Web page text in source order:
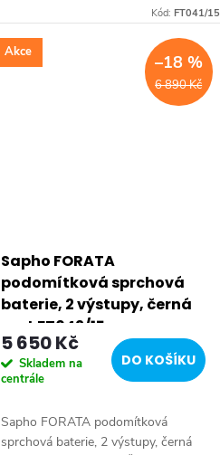
mm • Výška: 155 mm • Barva:
Hranaté • Instalace:...
Kód: FT041/15
Akce
6 890 Kč
–18 %
Sapho FORATA
podomítková sprchová
baterie, 2 výstupy, černá
mat FT042/15
5 650 Kč
Skladem na
centrále
DO KOŠÍKU
Sapho FORATA podomítková
sprchová baterie, 2 výstupy, černá